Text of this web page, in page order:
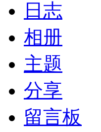
日志
相册
主题
分享
留言板